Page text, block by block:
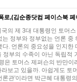
로,(김순종닷컴 페이스북 페
의 제 3대 대통령인 토머
정부와 정부없는 언론 중
. 언론의 중요성을 인지한
정부의 수족이 아닌 독립적
은 토머스 제퍼슨의 반만이
보고 있을까. 아쉽게도 토
론관'이라면 박근혜 대통령